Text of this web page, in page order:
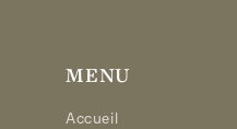
MENU
Accueil